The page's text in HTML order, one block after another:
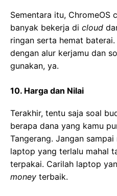
Sementara itu, ChromeOS
banyak bekerja di cloud
ringan serta hemat
dengan alur kerjamu dan
gunakan, ya.
10. Harga dan Nilai
Terakhir, tentu saja soal
berapa dana yang kamu
Tangerang. Jangan
laptop yang terlalu mahal
terpakai. Carilah laptop
money terbaik.